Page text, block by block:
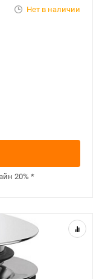
Нет в наличии
20% *